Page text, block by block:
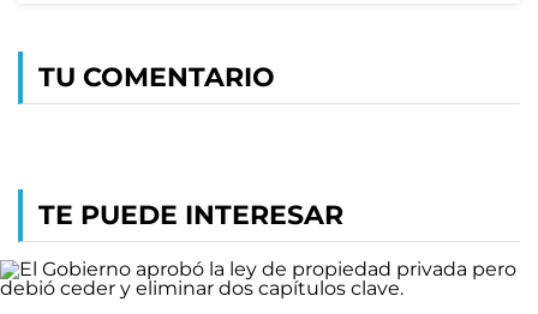
TU COMENTARIO
TE PUEDE INTERESAR